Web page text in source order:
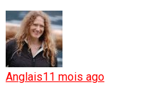
Anglais11 mois ago